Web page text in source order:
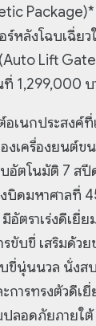
หลังโฉบเฉี่ยว
Lift
ที่ 1,299,000
อเนกประสงค์
งเครื่องยนต์ข
อัตโนมัติ 7 ส
บิดมหาศาลที่
อัตราเร่งดีเยี่
ขับขี่ เสริมด้ว
ขี่นุ่นนวล นั่งส
การทรงตัวดีเยี่
ปลอดภัยภายใ